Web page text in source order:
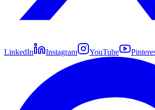
LinkedIn Instagram YouTube